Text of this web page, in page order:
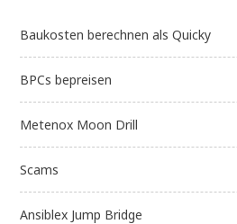
Baukosten berechnen als Quicky
BPCs bepreisen
Metenox Moon Drill
Scams
Ansiblex Jump Bridge